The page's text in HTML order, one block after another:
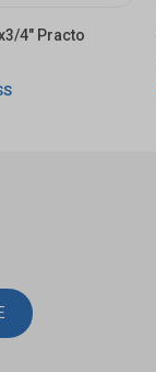
4" Practo